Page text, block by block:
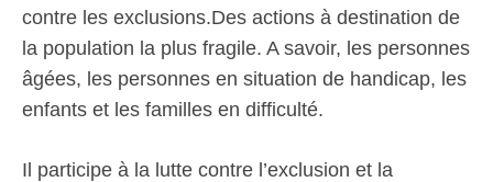
contre les exclusions.Des actions à destination de
la population la plus fragile. A savoir, les personnes
âgées, les personnes en situation de handicap, les
enfants et les familles en difficulté.
Il participe à la lutte contre l’exclusion et la